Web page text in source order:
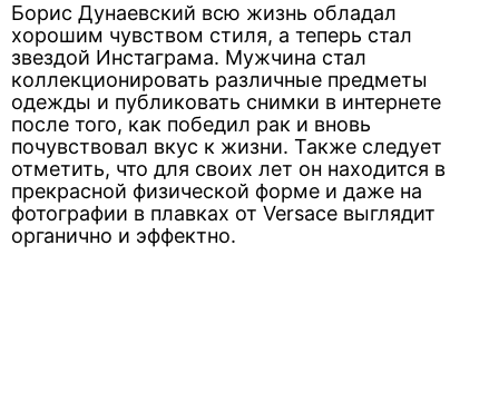
Борис Дунаевский всю жизнь обладал
хорошим чувством стиля, а теперь стал
звездой Инстаграма. Мужчина стал
коллекционировать различные предметы
одежды и публиковать снимки в интернете
после того, как победил рак и вновь
почувствовал вкус к жизни. Также следует
отметить, что для своих лет он находится в
прекрасной физической форме и даже на
фотографии в плавках от Versace выглядит
органично и эффектно.